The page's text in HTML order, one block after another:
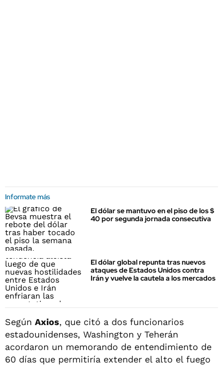
Informate más
El dólar se mantuvo en el piso de los $
40 por segunda jornada consecutiva
El dólar global repunta tras nuevos
ataques de Estados Unidos contra
Irán y vuelve la cautela a los mercados
Según Axios, que citó a dos funcionarios
estadounidenses, Washington y Teherán
acordaron un memorando de entendimiento de
60 días que permitiría extender el alto el fuego